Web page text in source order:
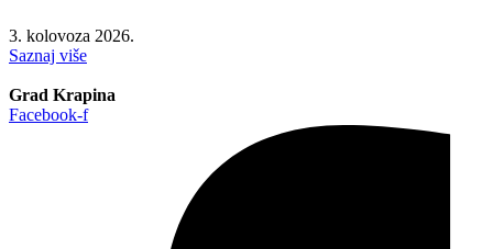
3. kolovoza 2026.
Saznaj više
Grad Krapina
Facebook-f